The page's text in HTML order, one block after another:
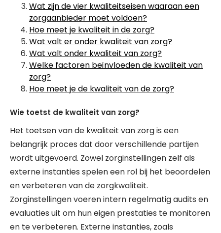
Wat zijn de vier kwaliteitseisen waaraan een
zorgaanbieder moet voldoen?
Hoe meet je kwaliteit in de zorg?
Wat valt er onder kwaliteit van zorg?
Wat valt onder kwaliteit van zorg?
Welke factoren beïnvloeden de kwaliteit van
zorg?
Hoe meet je de kwaliteit van de zorg?
Wie toetst de kwaliteit van zorg?
Het toetsen van de kwaliteit van zorg is een
belangrijk proces dat door verschillende partijen
wordt uitgevoerd. Zowel zorginstellingen zelf als
externe instanties spelen een rol bij het beoordelen
en verbeteren van de zorgkwaliteit.
Zorginstellingen voeren intern regelmatig audits en
evaluaties uit om hun eigen prestaties te monitoren
en te verbeteren. Externe instanties, zoals